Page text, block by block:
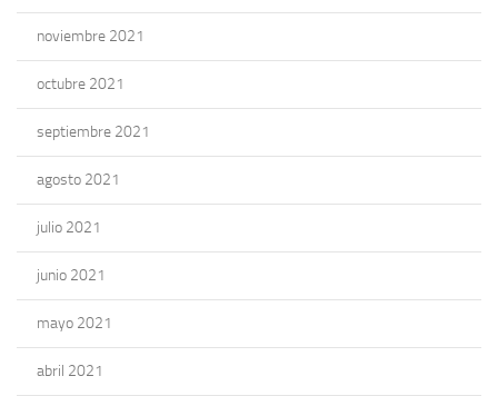
noviembre 2021
octubre 2021
septiembre 2021
agosto 2021
julio 2021
junio 2021
mayo 2021
abril 2021